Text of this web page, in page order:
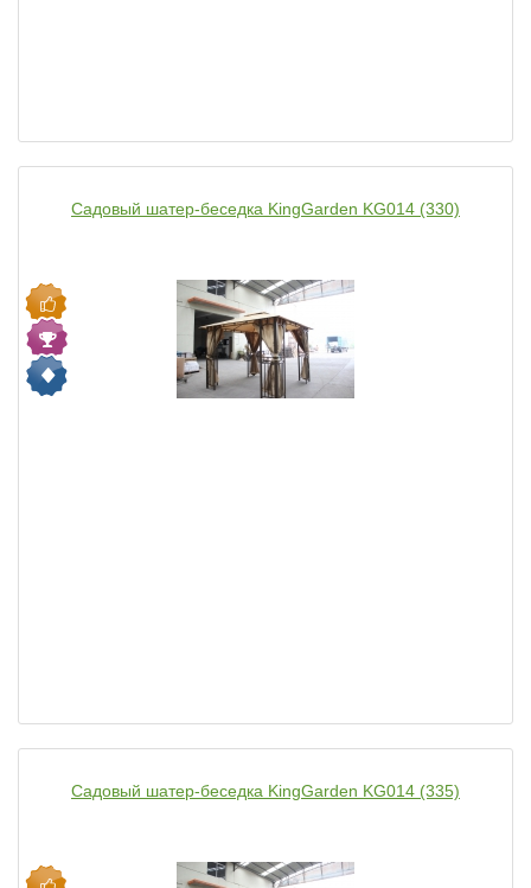
Садовый шатер-беседка KingGarden KG014 (330)
Садовый шатер-беседка KingGarden KG014 (335)